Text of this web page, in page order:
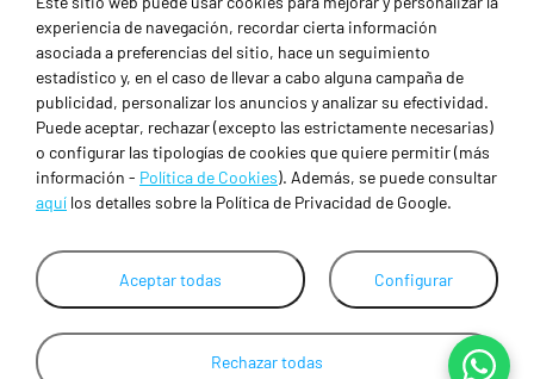
Sanidad
Ropa de trabajo personalizada
SOBRE NOSOTROS
Empresa
Blog
Tienda
Empresas
Contacto
experiencia de navegación, recordar cierta información
asociada a preferencias del sitio, hace un seguimiento
estadístico y, en el caso de llevar a cabo alguna campaña de
publicidad, personalizar los anuncios y analizar su efectividad.
Puede aceptar, rechazar (excepto las estrictamente necesarias)
o configurar las tipologías de cookies que quiere permitir (más
información - Política de Cookies). Además, se puede consultar
aquí los detalles sobre la Política de Privacidad de Google.
Aceptar todas Configurar
Rechazar todas